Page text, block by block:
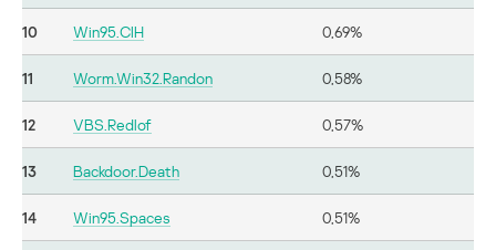
10 Win95.CIH 0,69%
11 Worm.Win32.Randon 0,58%
12 VBS.Redlof 0,57%
13 Backdoor.Death 0,51%
14 Win95.Spaces 0,51%